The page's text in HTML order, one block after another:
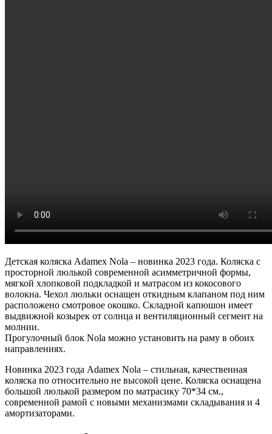
Детская коляска Adamex Nola – новинка 2023 года. Коляска с
просторной люлькой современной асимметричной формы,
мягкой хлопковой подкладкой и матрасом из кокосового
волокна. Чехол люльки оснащен откидным клапаном под ним
расположено смотровое окошко. Складной капюшон имеет
выдвижной козырек от солнца и вентиляционный сегмент на
молнии.
Прогулочный блок Nola можно установить на раму в обоих
направлениях.
Новинка 2023 года Adamex Nola – стильная, качественная
коляска по относительно не высокой цене. Коляска оснащена
большой люлькой размером по матрасику 70*34 см.,
современной рамой с новыми механизмами складывания и 4
амортизаторами.